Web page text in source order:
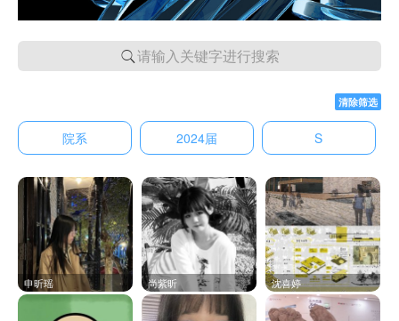
请输入关键字进行搜索
清除筛选
院系 2024届 S
申昕瑶 尚紫昕 沈喜婷